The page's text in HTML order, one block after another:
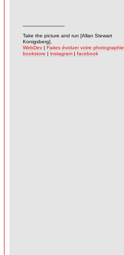
Take the picture and run [Allan Stewart
Konigsberg].
WebDev | Faites évoluer votre photographie
bookstore | instagram | facebook